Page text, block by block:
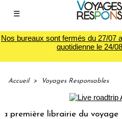
☰
Nos bureaux sont fermés du 27/07
quotidienne le 24/
Accueil > Voyages Responsables
librairie du voyage